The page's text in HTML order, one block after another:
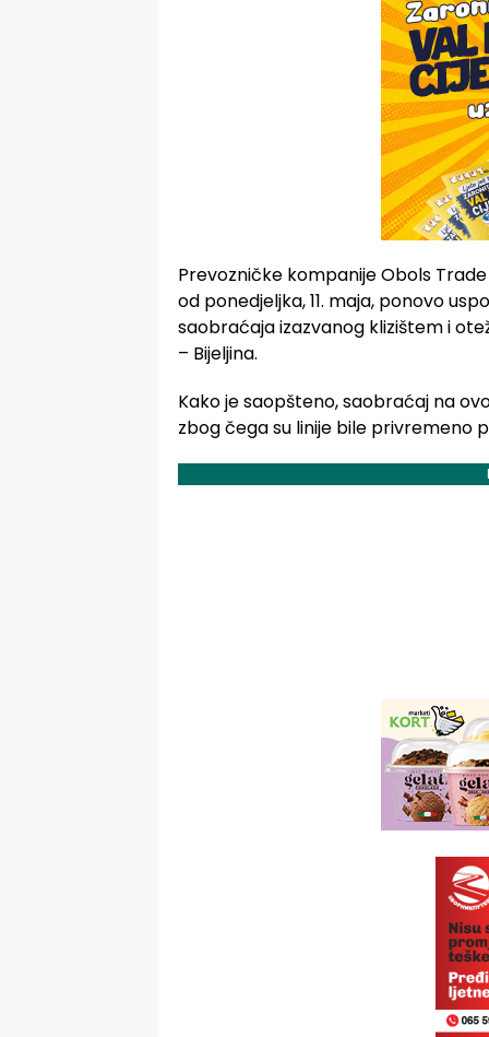
Prevozničke kompanije Obols
od ponedjeljka, 11. maja, ponovo
saobraćaja izazvanog klizištem i
– Bijeljina.
Kako je saopšteno, saobraćaj na
zbog čega su linije bile privremeno